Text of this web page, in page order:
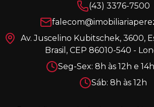
(43) 3376-7500
Av. Juscelino Kubitschek, 3600,
Brasil, CEP 86010-540 -
Seg-Sex: 8h às 12h e
Sáb: 8h às 12h